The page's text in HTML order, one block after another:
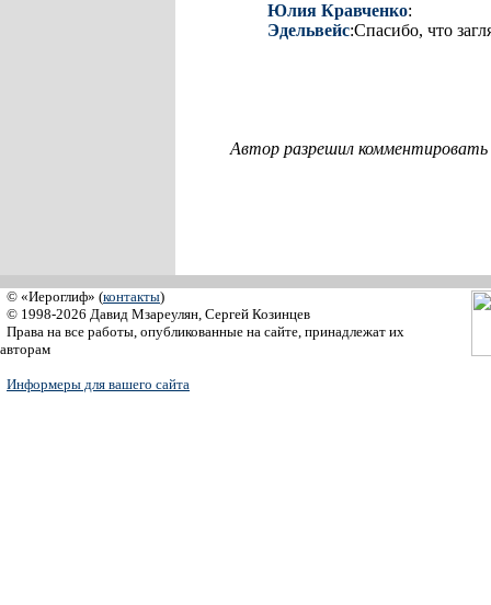
Юлия Кравченко:
Эдельвейс:Спасибо, что
Автор разрешил
© «Иероглиф» (контакты)
© 1998-2026 Давид Мзареулян, Сергей Козинцев
Права на все работы, опубликованные на сайте, принадлежат их
авторам
Информеры для вашего сайта